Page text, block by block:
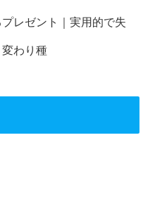
レゼント｜実用的で失
わり種